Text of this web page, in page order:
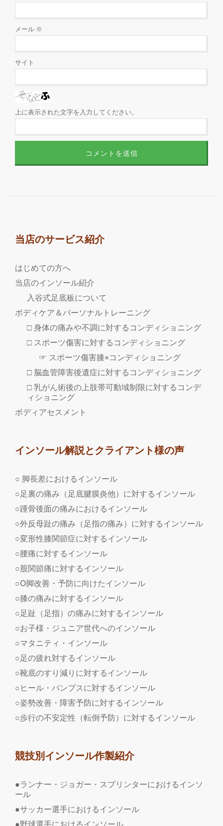
メール ※
サイト
上に表示された文字を入力してください。
当店のサービス紹介
はじめての方へ
当店のインソール紹介
入谷式足底板について
ボディケア＆パーソナルトレーニング
□ 身体の痛みや不調に対するコンディショニング
□ スポーツ傷害に対するコンディショニング
☞ スポーツ傷害膝×コンディショニング
□ 脳血管障害後遺症に対するコンディショニング
□ 乳がん術後の上肢帯可動域制限に対するコンデ
ィショニング
ボディアセスメント
インソール解説とクライアント様の声
○ 脚長差におけるインソール
○足裏の痛み（足底腱膜炎他）に対するインソール
○踵骨後面の痛みにおけるインソール
○外反母趾の痛み（足指の痛み）に対するインソール
○変形性膝関節症に対するインソール
○腰痛に対するインソール
○股関節痛に対するインソール
○O脚改善・予防に向けたインソール
○膝の痛みに対するインソール
○足趾（足指）の痛みに対するインソール
○お子様・ジュニア世代へのインソール
○マタニティ・インソール
○足の疲れ対するインソール
○靴底のすり減りに対するインソール
○ヒール・パンプスに対するインソール
○姿勢改善・障害予防に対するインソール
○歩行の不安定性（転倒予防）に対するインソール
競技別インソール作製紹介
●ランナー・ジョガー・スプリンターにおけるインソ
ール
●サッカー選手におけるインソール
●野球選手におけるインソール